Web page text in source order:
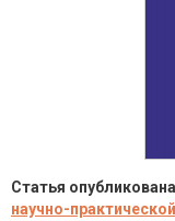
Статья
научно-